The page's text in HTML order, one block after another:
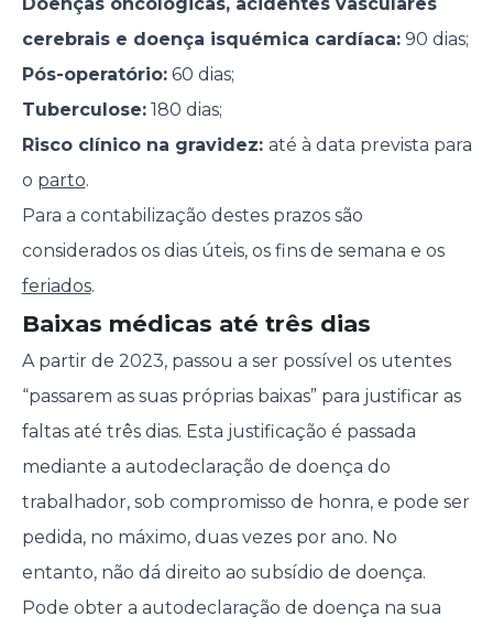
cerebrais e doença isquémica cardíaca:90 dias;
Pós-operatório:60 dias;
Tuberculose:180 dias;
Risco clínico na gravidez: até à data prevista para
o parto.
Para a contabilização destes prazos são
considerados os dias úteis, os fins de semana e os
feriados.
Baixas médicas até três dias
A partir de 2023, passou a ser possível os utentes
“passarem as suas próprias baixas” para justificar as
faltas até três dias. Esta justificação é passada
mediante a autodeclaração de doença do
trabalhador, sob compromisso de honra, e pode ser
pedida, no máximo, duas vezes por ano. No
entanto, não dá direito ao subsídio de doença.
Pode obter a autodeclaração de doença na sua